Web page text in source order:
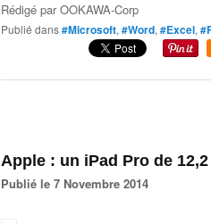
Rédigé parOOKAWA-Corp
Publié dans#Microsoft, #Word, #Excel,
Apple : un iPad Pro de
Publié le 7 Novembre 2014